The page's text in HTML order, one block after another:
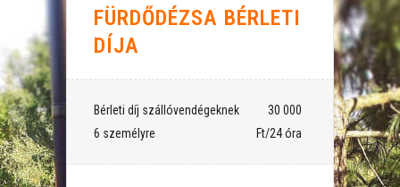
FÜRDŐDÉZSA BÉRLETI
DÍJA
Bérleti díj szállóvendégeknek
6 személyre
⠀30 000
Ft/24 óra